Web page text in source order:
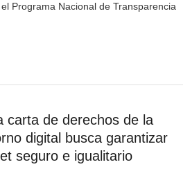
Programa Nacional de Transparencia
carta de derechos de la
digital busca garantizar
seguro e igualitario